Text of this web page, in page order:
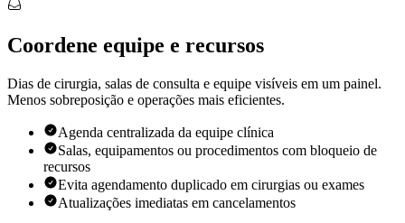
Coordene equipe e recursos
Dias de cirurgia, salas de consulta e equipe visíveis em um painel.
Menos sobreposição e operações mais eficientes.
Agenda centralizada da equipe clínica
Salas, equipamentos ou procedimentos com bloqueio de
recursos
Evita agendamento duplicado em cirurgias ou exames
Atualizações imediatas em cancelamentos